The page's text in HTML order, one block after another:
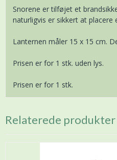
Snorene er tilføjet et
naturligvis er sikkert at placere
Lanternen måler 15 x 15 cm.
Prisen er for 1 stk. uden lys.
Prisen er for 1 stk.
Relaterede produkter